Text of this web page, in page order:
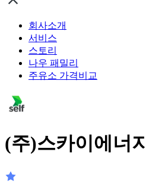
회사소개
서비스
스토리
나우 패밀리
주유소 가격비교
(주)스카이에너